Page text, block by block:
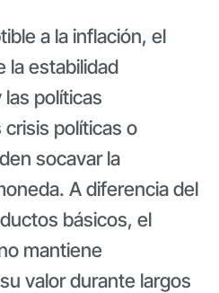
a la inflación, el
la estabilidad
políticas
políticas o
socavar la
A diferencia del
básicos, el
mantiene
valor durante largos